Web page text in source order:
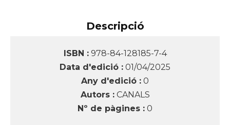
Descripció
ISBN : 978-84-128185-7-4
Data d'edició : 01/04/2025
Any d'edició : 0
Autors : CANALS
Nº de pàgines : 0